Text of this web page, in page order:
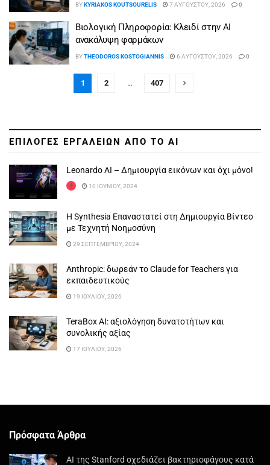
BYKYRIAKOS KOUTSOURELIS 7 ΑΥΓΟΎΣΤΟΥ, 2026 0
Βιολογική Πληροφορία: Κλειδί στην AI
ανακάλυψη φαρμάκων
BYTHEODOROS KOSTOGIANNIS 6 ΑΥΓΟΎΣΤΟΥ, 2026 0
1 2 … 407
ΕΠΙΛΟΓΕΣ ΕΡΓΑΛΕΙΩΝ ΑΠΟ ΤΟ AI
Leonardo AI – Δημιουργία εικόνων και όχι μόνο!
10 ΙΟΥΝΊΟΥ, 2024
Η Synthesia Επαναστατεί στη Δημιουργία Βίντεο
με Τεχνητή Νοημοσύνη
29 ΣΕΠΤΕΜΒΡΊΟΥ, 2024
Anthropic: δωρεάν το Claude for Teachers για
εκπαιδευτικούς
19 ΙΟΥΛΊΟΥ, 2026
TeraBox AI: αξιολόγηση δυνατοτήτων και
συνολικής αξίας
17 ΙΟΥΛΊΟΥ, 2026
Πρόσφατα Άρθρα
AI της Stanford σχεδιάζει βακτηριοφάγους κατά